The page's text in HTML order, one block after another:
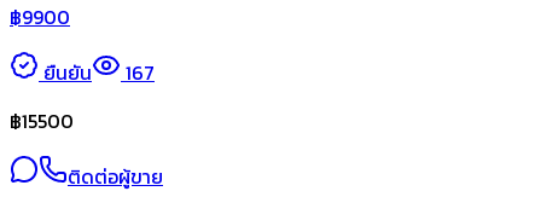
฿9900
ยืนยัน
167
฿15500
ติดต่อผู้ขาย